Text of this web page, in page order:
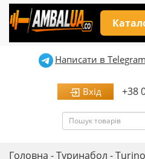
Написати в Telegram
Вхід +38
Пошук
Головна -Туринабол -